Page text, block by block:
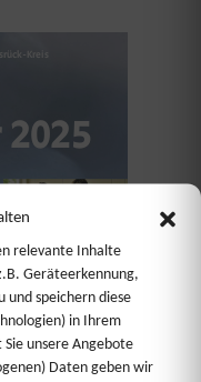
relevante Inhalte
Geräteerkennung,
und speichern diese
in Ihrem
unsere Angebote
Daten geben wir